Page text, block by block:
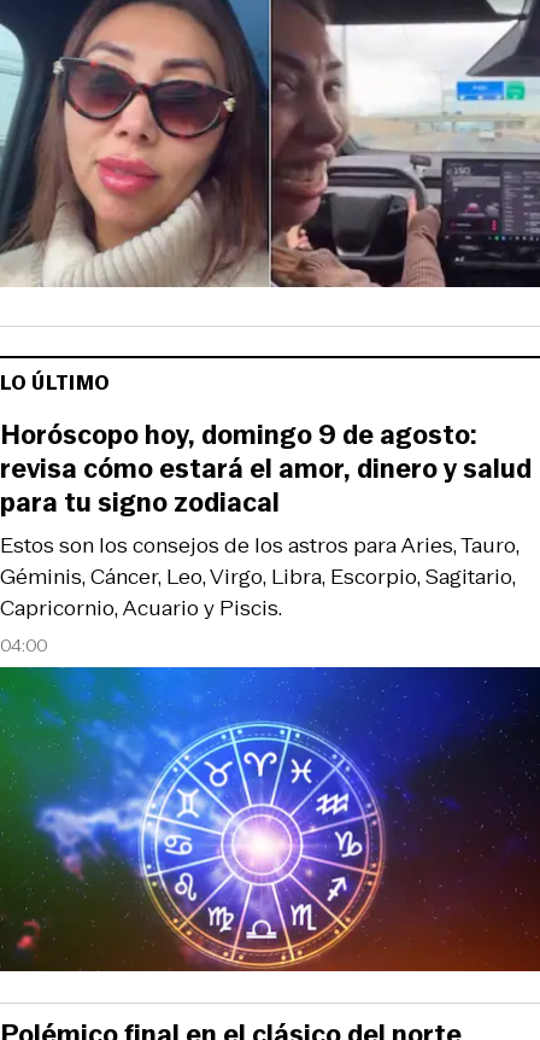
LO ÚLTIMO
04:00
Estos son los consejos de los astros para Aries, Tauro,
Géminis, Cáncer, Leo, Virgo, Libra, Escorpio, Sagitario,
Capricornio, Acuario y Piscis.
Horóscopo hoy, domingo 9 de agosto:
revisa cómo estará el amor, dinero y salud
para tu signo zodiacal